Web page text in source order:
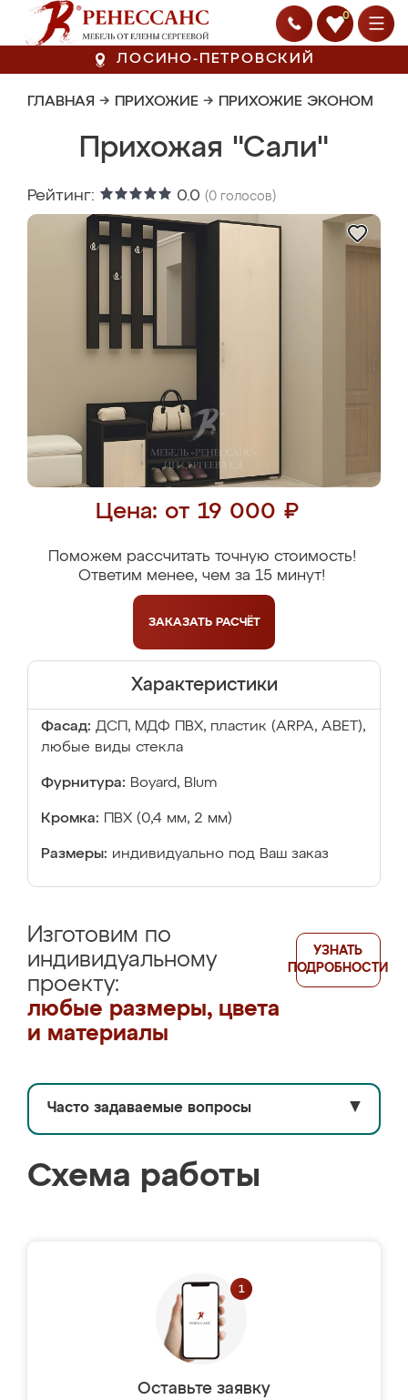
0
ЛОСИНО-ПЕТРОВСКИЙ
ГЛАВНАЯ → ПРИХОЖИЕ → ПРИХОЖИЕ ЭКОНОМ
Прихожая "Сали"
Рейтинг: 0.0 (0 голосов)
Цена: от 19 000 ₽
Поможем рассчитать точную стоимость!
Ответим менее, чем за 15 минут!
ЗАКАЗАТЬ РАСЧЁТ
Характеристики
Фасад: ДСП, МДФ ПВХ, пластик (ARPA, ABET),
любые виды стекла
Фурнитура: Boyard, Blum
Кромка: ПВХ (0,4 мм, 2 мм)
Размеры: индивидуально под Ваш заказ
Изготовим по
индивидуальному
проекту:
любые размеры, цвета
и материалы
УЗНАТЬ
ПОДРОБНОСТИ
Часто задаваемые вопросы ▼
Схема работы
Оставьте заявку